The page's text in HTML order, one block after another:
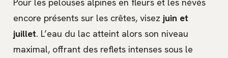
encore présents sur les crêtes, visez juin et
juillet. L’eau du lac atteint alors son niveau
maximal, offrant des reflets intenses sous le